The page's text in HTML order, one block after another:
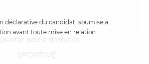
déclarative du candidat, soumise à
avant toute mise en relation
SPORTIVE